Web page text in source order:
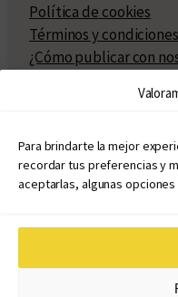
Para brindarte la mejor
recordar tus preferencias y
aceptarlas, algunas
Política de cookies
Términos y
¿Cómo publicar con
Políticas de
Políticas de coedición
Atribuciones